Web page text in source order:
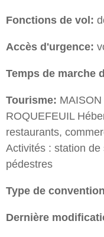
Fonctions de vol:
Accès d'urgence:
Temps de marche
Tourisme:
ROQUEFEUIL
restaurants,
Activités : station
pédestres
Type de
Dernière